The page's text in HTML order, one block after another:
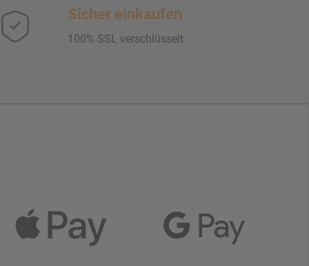
Sicher einkaufen
100% SSL verschlüsselt